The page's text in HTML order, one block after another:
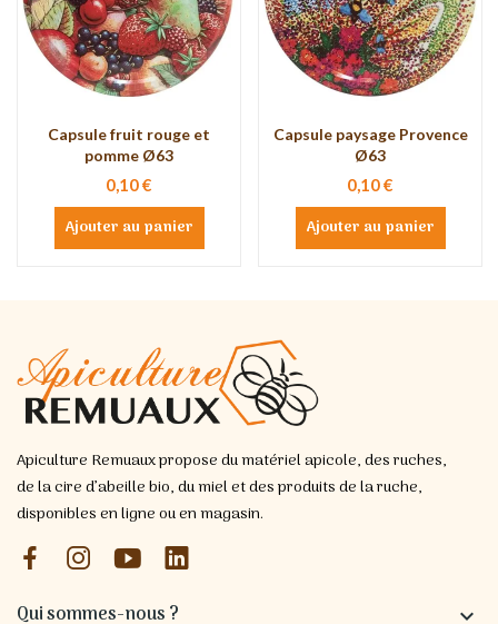
Capsule fruit rouge et
pomme Ø63
0,10 €
Ajouter au panier
Capsule paysage Provence
Ø63
0,10 €
Ajouter au panier
Apiculture Remuaux propose du matériel apicole, des ruches,
de la cire d’abeille bio, du miel et des produits de la ruche,
disponibles en ligne ou en magasin.
Qui sommes-nous ? 